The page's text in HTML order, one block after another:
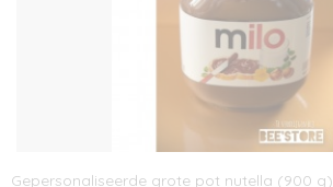
Gepersonaliseerde grote pot nutella (900 g)